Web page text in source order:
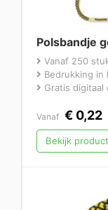
Polsbandje
Vanaf 250
Bedrukking
Gratis
Vanaf € 0,22
Bekijk product